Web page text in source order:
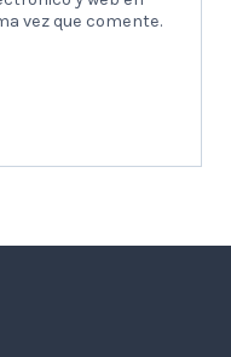
vez que comente.